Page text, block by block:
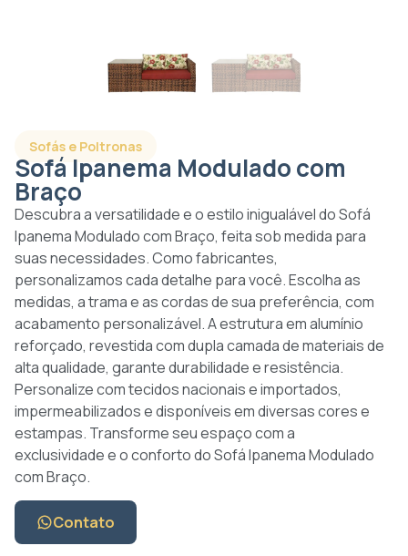
Sofás e Poltronas
Sofá Ipanema Modulado com
Braço
Descubra a versatilidade e o estilo inigualável do Sofá
Ipanema Modulado com Braço, feita sob medida para
suas necessidades. Como fabricantes,
personalizamos cada detalhe para você. Escolha as
medidas, a trama e as cordas de sua preferência, com
acabamento personalizável. A estrutura em alumínio
reforçado, revestida com dupla camada de materiais de
alta qualidade, garante durabilidade e resistência.
Personalize com tecidos nacionais e importados,
impermeabilizados e disponíveis em diversas cores e
estampas. Transforme seu espaço com a
exclusividade e o conforto do Sofá Ipanema Modulado
com Braço.
Contato